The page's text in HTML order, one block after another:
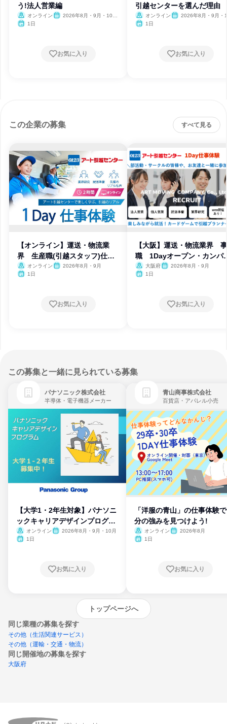
う!法人営業編
オンライン
2026年8月・9月・10
1日
お気に入り
引越センターを選んだ理由
オンライン
2026年8月・9月・
1日
お気に入り
この企業の募集 すべて見る
【オンライン】運送・物流業
界 生産職(引越スタッフ)仕事
体験オンライン
2026年8月・9月
1日
お気に入り
【大阪】運送・物流業界
職 1Dayオープン・カンパ
ー
大阪府
2026年8月・9月
1日
お気に入り
この募集と一緒に見られている募集
パナソニック株式会社
半導体・電子機器メーカー
【大学1・2年生対象】パナソニ
ックキャリアデザインプログラ
ム
オンライン
2026年8月・9月・10月
1日
お気に入り
青山商事株式会社
百貨店・アパレル小売
「洋服の青山」の仕事体験
分の強みを見つけよう!
オンライン
2026年8月
1日
お気に入り
トップページへ
同じ業種の募集を探す
その他（生活関連サービス）
その他（運輸・交通・物流）
同じ開催地の募集を探す
大阪府